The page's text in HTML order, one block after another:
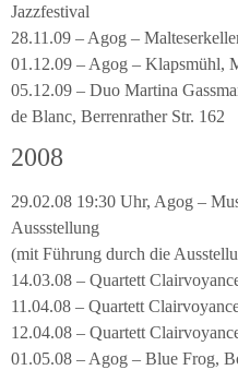
Jazzfestival
28.11.09 – Agog –
01.12.09 – Agog – Klapsmühl,
05.12.09 – Duo Martina
de Blanc, Berrenrather Str. 162
2008
29.02.08 19:30 Uhr, Agog –
Aussstellung
(mit Führung durch die
14.03.08 – Quartett
11.04.08 – Quartett
12.04.08 – Quartett
01.05.08 – Agog – Blue Frog,